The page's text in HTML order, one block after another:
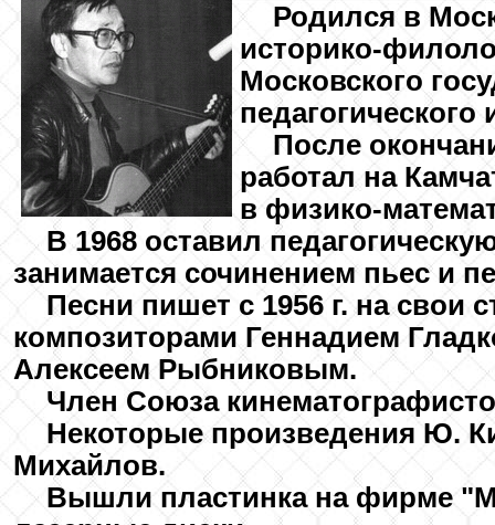
Родился в
историко-
Московского
педагогического
После
работал на
в физико-
В 1968 оставил
занимается сочинением пьес и
Песни пишет с 1956 г. на свои
композиторами Геннадием
Алексеем Рыбниковым.
Член Союза
Некоторые произведения Ю.
Михайлов.
Вышли пластинка на фирме